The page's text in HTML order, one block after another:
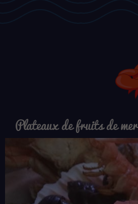
Plateaux de fruits de mer